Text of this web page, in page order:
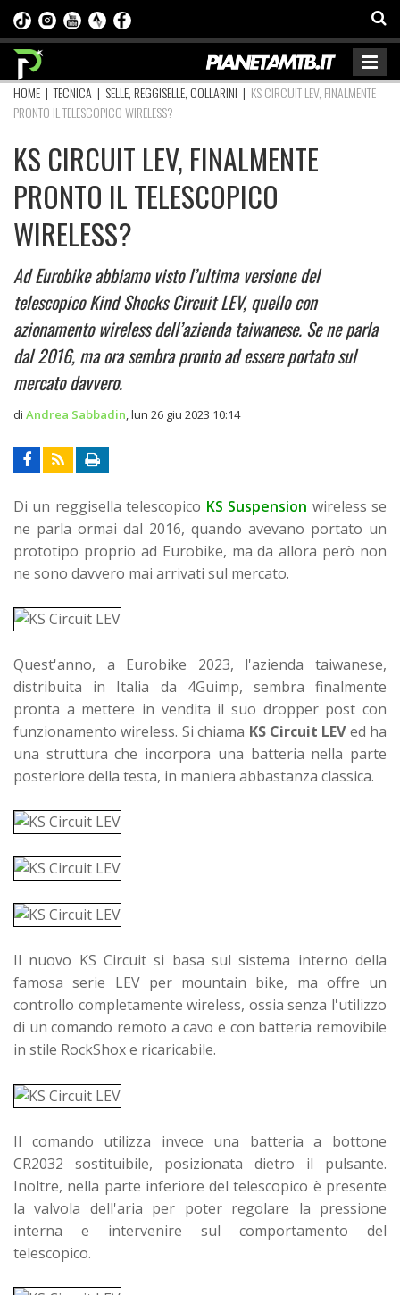
HOME |TECNICA | SELLE, REGGISELLE, COLLARINI | KS CIRCUIT LEV, FINALMENTE
PRONTO IL TELESCOPICO WIRELESS?
KS CIRCUIT LEV, FINALMENTE
PRONTO IL TELESCOPICO
WIRELESS?
Ad Eurobike abbiamo visto l’ultima versione del
telescopico Kind Shocks Circuit LEV, quello con
azionamento wireless dell’azienda taiwanese. Se ne parla
dal 2016, ma ora sembra pronto ad essere portato sul
mercato davvero.
di Andrea Sabbadin lun 26 giu 2023 10:14
Di un reggisella telescopico KS Suspension wireless se
ne parla ormai dal 2016, quando avevano portato un
prototipo proprio ad Eurobike, ma da allora però non
ne sono davvero mai arrivati sul mercato.
Quest'anno, a Eurobike 2023, l'azienda taiwanese,
distribuita in Italia da 4Guimp, sembra finalmente
pronta a mettere in vendita il suo dropper post con
funzionamento wireless. Si chiama KS Circuit LEVed ha
una struttura che incorpora una batteria nella parte
posteriore della testa, in maniera abbastanza classica.
Il nuovo KS Circuit si basa sul sistema interno della
famosa serie LEV per mountain bike, ma offre un
controllo completamente wireless, ossia senza l'utilizzo
di un comando remoto a cavo e con batteria removibile
in stile RockShox e ricaricabile.
Il comando utilizza invece una batteria a bottone
CR2032 sostituibile, posizionata dietro il pulsante.
Inoltre, nella parte inferiore del telescopico è presente
la valvola dell'aria per poter regolare la pressione
interna e intervenire sul comportamento del
telescopico.